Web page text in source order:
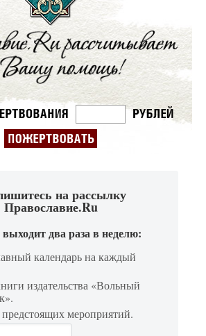
на рассылку
Православие.Ru
два раза в неделю:
календарь на каждый
издательства «Вольный
мероприятий.